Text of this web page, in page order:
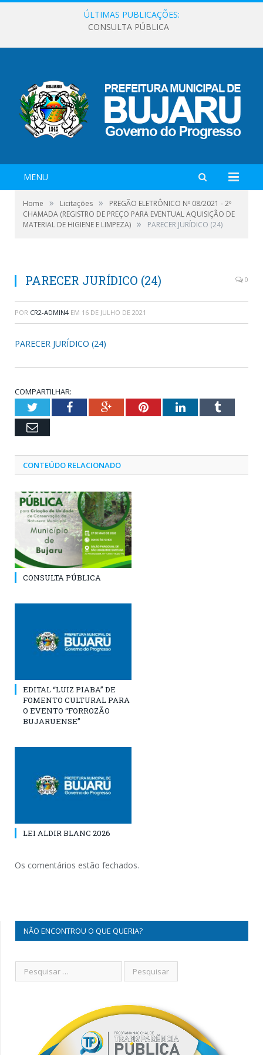
ÚLTIMAS PUBLICAÇÕES:
CONSULTA PÚBLICA
MENU
Home » Licitações »
PREGÃO ELETRÔNICO Nº 08/2021 - 2º
CHAMADA (REGISTRO DE PREÇO PARA EVENTUAL AQUISIÇÃO DE
MATERIAL DE HIGIENE E LIMPEZA) » PARECER JURÍDICO (24)
PARECER JURÍDICO (24) 0
POR CR2-ADMIN4 EM 16 DE JULHO DE 2021
PARECER JURÍDICO (24)
COMPARTILHAR:
TwitterFacebookGoogle+PinterestLinkedInTumblr
Email
CONTEÚDO RELACIONADO
CONSULTA PÚBLICA
EDITAL “LUIZ PIABA” DE
FOMENTO CULTURAL PARA
O EVENTO “FORROZÃO
BUJARUENSE”
LEI ALDIR BLANC 2026
Os comentários estão fechados.
NÃO ENCONTROU O QUE QUERIA?